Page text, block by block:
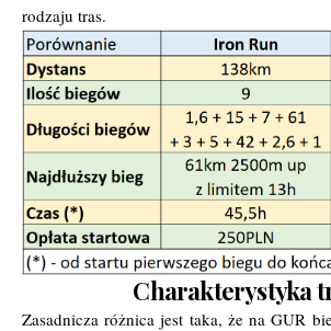
rodzaju tras.
Charakterystyka
Zasadnicza różnica jest taka, że na GUR